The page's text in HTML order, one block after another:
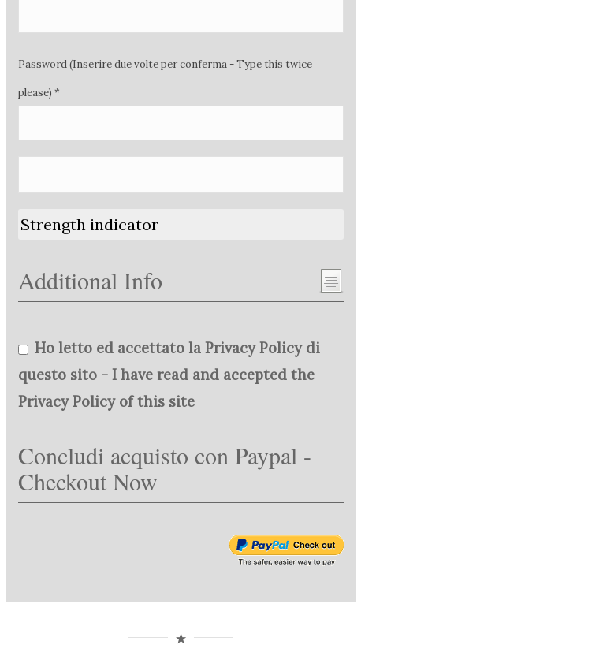
Password (Inserire due volte per conferma - Type this twice
please) *
Strength indicator
Additional Info
Ho letto ed accettato la Privacy Policy di
questo sito - I have read and accepted the
Privacy Policy of this site
Concludi acquisto con Paypal -
Checkout Now